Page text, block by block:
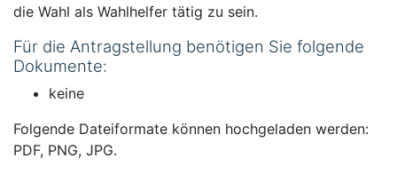
die Wahl als Wahlhelfer tätig zu sein.
Für die Antragstellung benötigen Sie folgende
Dokumente:
keine
Folgende Dateiformate können hochgeladen werden:
PDF, PNG, JPG.